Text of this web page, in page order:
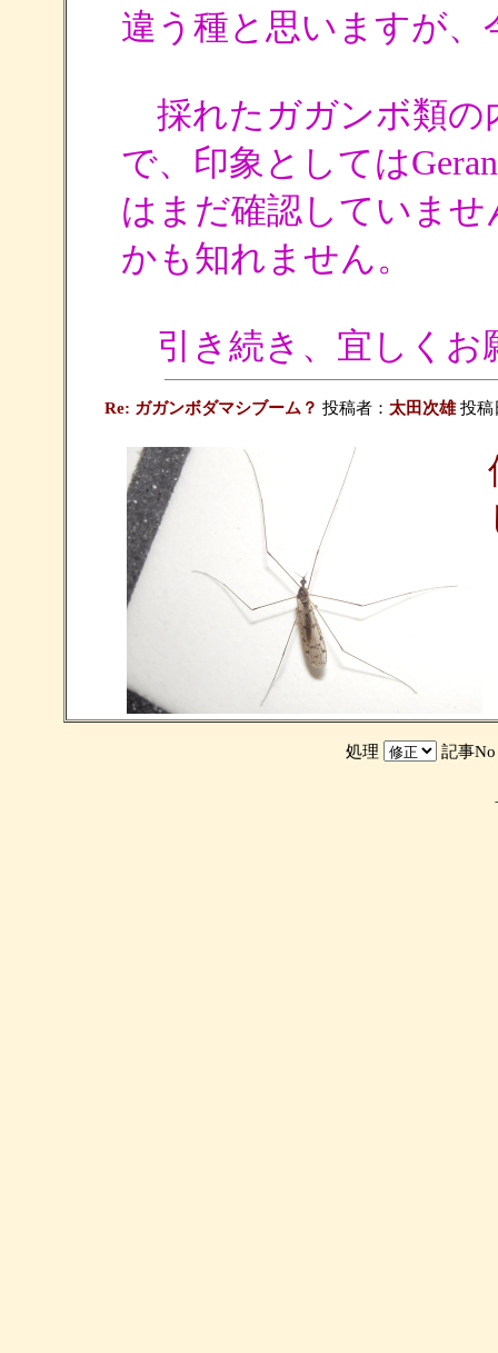
違う種と思いますが
採れたガガンボ類の
で、印象としては
はまだ確認していま
かも知れません。
引き続き、宜しくお
Re: ガガンボダマシブーム？ 投稿者： 太田次雄 投稿
処理 記事